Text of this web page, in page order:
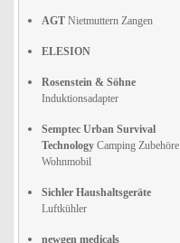
AGT Nietmuttern Zangen
ELESION
Rosenstein & Söhne
Induktionsadapter
Semptec Urban Survival
Technology Camping Zubehöre
Wohnmobil
Sichler Haushaltsgeräte
Luftkühler
newgen medicals